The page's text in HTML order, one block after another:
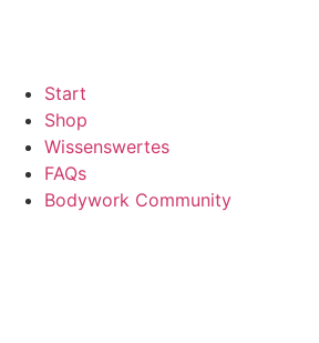
Start
Shop
Wissenswertes
FAQs
Bodywork Community